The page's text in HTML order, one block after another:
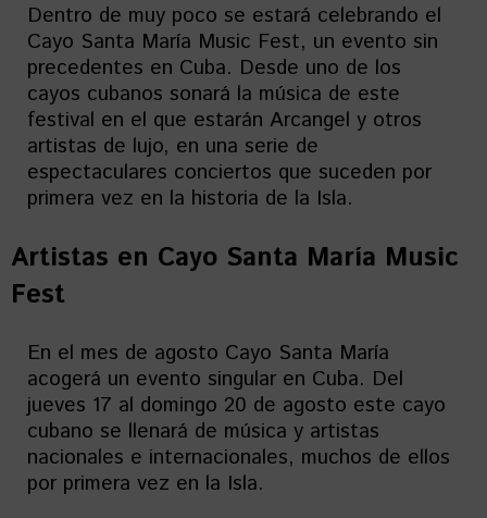
Dentro de muy poco se estará celebrando el
Cayo Santa María Music Fest, un evento sin
precedentes en Cuba. Desde uno de los
cayos cubanos sonará la música de este
festival en el que estarán Arcangel y otros
artistas de lujo, en una serie de
espectaculares conciertos que suceden por
primera vez en la historia de la Isla.
Artistas en Cayo Santa María Music
Fest
En el mes de agosto Cayo Santa María
acogerá un evento singular en Cuba. Del
jueves 17 al domingo 20 de agosto este cayo
cubano se llenará de música y artistas
nacionales e internacionales, muchos de ellos
por primera vez en la Isla.